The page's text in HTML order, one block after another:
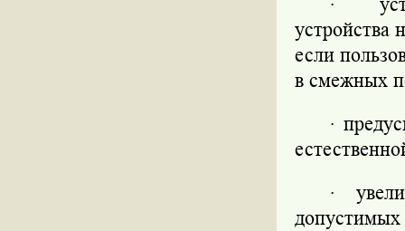
устройства
если
в смежных
·
·